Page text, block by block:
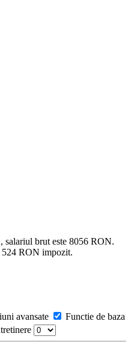
salariul brut este 8056 RON.
524 RON impozit.
avansate
Functie de baza